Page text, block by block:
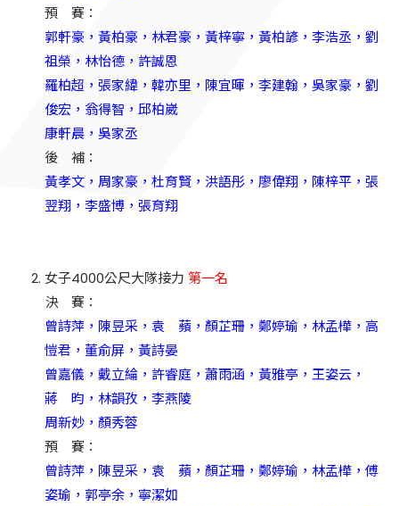
預 賽：
郭軒豪，黃柏豪，林君豪，黃梓寧，黃柏諺，李浩丞，劉
祖榮，林怡德，許誠恩
羅柏超，張家緯，韓亦里，陳宜暉，李建翰，吳家豪，劉
俊宏，翁得智，邱柏崴
康軒晨，吳家丞
後 補：
黃孝文，周家豪，杜育賢，洪語彤，廖偉翔，陳梓平，張
翌翔，李盛博，張育翔
女子4000公尺大隊接力 第一名
決 賽：
曾詩萍，陳昱采，袁 蘋，顏芷珊，鄭婷瑜，林孟樺，高
愷君，董俞屏，黃詩晏
曾嘉儀，戴立綸，許睿庭，蕭雨涵，黃雅亭，王姿云，
蔣 昀，林韻孜，李燕陵
周新妙，顏秀蓉
預 賽：
曾詩萍，陳昱采，袁 蘋，顏芷珊，鄭婷瑜，林孟樺，傅
姿瑜，郭亭余，寧潔如